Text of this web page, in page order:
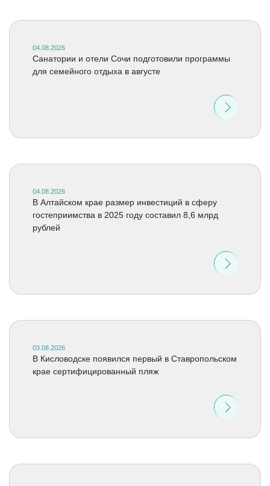
04.08.2026
Санатории и отели Сочи подготовили программы
для семейного отдыха в августе
04.08.2026
В Алтайском крае размер инвестиций в сферу
гостеприимства в 2025 году составил 8,6 млрд
рублей
03.08.2026
В Кисловодске появился первый в Ставропольском
крае сертифицированный пляж